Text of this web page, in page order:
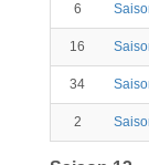
6
16
34
2